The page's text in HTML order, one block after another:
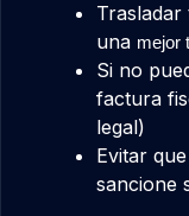
una mejor
Si no
factura
legal)
Evitar
sancione